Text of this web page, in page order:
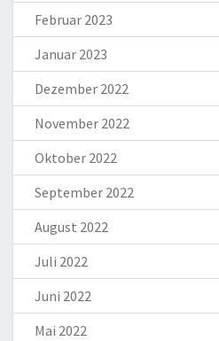
Februar 2023
Januar 2023
Dezember 2022
November 2022
Oktober 2022
September 2022
August 2022
Juli 2022
Juni 2022
Mai 2022